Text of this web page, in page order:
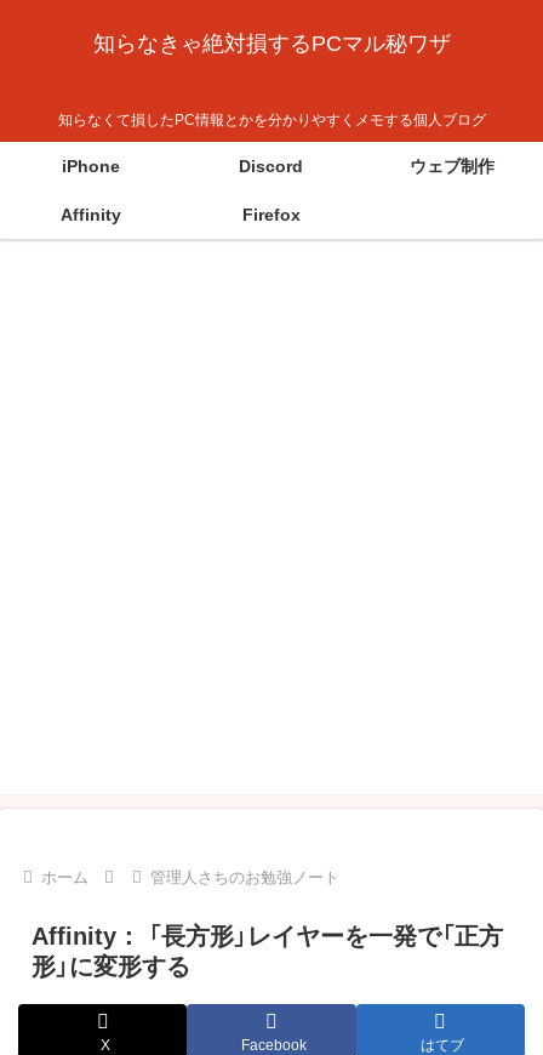
知らなきゃ絶対損するPCマル秘ワザ
知らなくて損したPC情報とかを分かりやすくメモする個人ブログ
iPhone Discord ウェブ制作
Affinity Firefox
ホーム 管理人さちのお勉強ノート
Affinity： 「長方形」レイヤーを一発で「正方
形」に変形する
X Facebook はてブ